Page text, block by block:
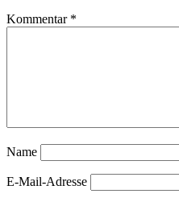
Kommentar *
Name
E-Mail-Adresse